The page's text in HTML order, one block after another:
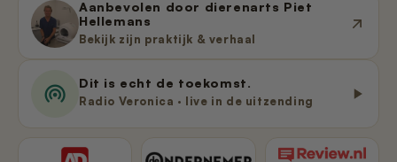
Aanbevolen door dierenarts Piet
Hellemans
Bekijk zijn praktijk & verhaal
Dit is echt de toekomst.
Radio Veronica · live in de uitzending